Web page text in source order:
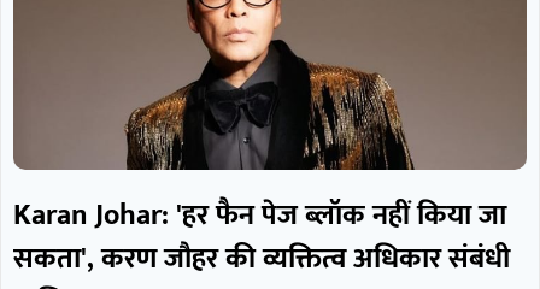
Karan Johar: 'हर फैन पेज ब्लॉक नहीं किया जा
सकता', करण जौहर की व्यक्तित्व अधिकार संबंधी